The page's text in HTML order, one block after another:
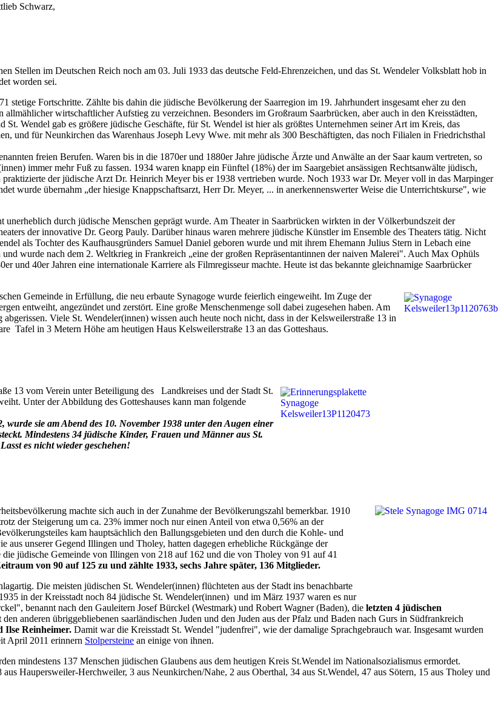
Schwarz,
Stellen im Deutschen Reich noch am 03. Juli 1933 das deutsche Feld-Ehrenzeichen, und das St. Wendeler Volksblatt hob in
worden sei.
Fortschritte. Zählte bis dahin die jüdische Bevölkerung der Saarregion im 19. Jahrhundert insgesamt eher zu den
wirtschaftlicher Aufstieg zu verzeichnen. Besonders im Großraum Saarbrücken, aber auch in den Kreisstädten,
Wendel gab es größere jüdische Geschäfte, für St. Wendel ist hier als größtes Unternehmen seiner Art im Kreis, das
und für Neunkirchen das Warenhaus Joseph Levy Wwe. mit mehr als 300 Beschäftigten, das noch Filialen in Friedrichsthal
freien Berufen. Waren bis in die 1870er und 1880er Jahre jüdische Ärzte und Anwälte an der Saar kaum vertreten, so
immer mehr Fuß zu fassen. 1934 waren knapp ein Fünftel (18%) der im Saargebiet ansässigen Rechtsanwälte jüdisch,
der jüdische Arzt Dr. Heinrich Meyer bis er 1938 vertrieben wurde. Noch 1933 war Dr. Meyer voll in das Marpinger
wurde übernahm „der hiesige Knappschaftsarzt, Herr Dr. Meyer, ... in anerkennenswerter Weise die Unterrichtskurse", wie
unerheblich durch jüdische Menschen geprägt wurde. Am Theater in Saarbrücken wirkten in der Völkerbundszeit der
der innovative Dr. Georg Pauly. Darüber hinaus waren mehrere jüdische Künstler im Ensemble des Theaters tätig. Nicht
als Tochter des Kaufhausgründers Samuel Daniel geboren wurde und mit ihrem Ehemann Julius Stern in Lebach eine
wurde nach dem 2. Weltkrieg in Frankreich „eine der großen Repräsentantinnen der naiven Malerei". Auch Max Ophüls
und 40er Jahren eine internationale Karriere als Filmregisseur machte. Heute ist das bekannte gleichnamige Saarbrücker
Gemeinde in Erfüllung, die neu erbaute Synagoge wurde feierlich eingeweiht. Im Zuge der
entweiht, angezündet und zerstört. Eine große Menschenmenge soll dabei zugesehen haben. Am
Viele St. Wendeler(innen) wissen auch heute noch nicht, dass in der Kelsweilerstraße 13 in
Tafel in 3 Metern Höhe am heutigen Haus Kelsweilerstraße 13 an das Gotteshaus.
13 vom Verein unter Beteiligung des Landkreises und der Stadt St.
Unter der Abbildung des Gotteshauses kann man folgende
wurde sie am Abend des 10. November 1938 unter den Augen einer
Mindestens 34 jüdische Kinder, Frauen und Männer aus St.
es nicht wieder geschehen!
machte sich auch in der Zunahme der Bevölkerungszahl bemerkbar. 1910
der Steigerung um ca. 23% immer noch nur einen Anteil von etwa 0,56% an der
kam hauptsächlich den Ballungsgebieten und den durch die Kohle- und
aus unserer Gegend Illingen und Tholey, hatten dagegen erhebliche Rückgänge der
jüdische Gemeinde von Illingen von 218 auf 162 und die von Tholey von 91 auf 41
von 90 auf 125 zu und zählte 1933, sechs Jahre später, 136 Mitglieder.
Die meisten jüdischen St. Wendeler(innen) flüchteten aus der Stadt ins benachbarte
in der Kreisstadt noch 84 jüdische St. Wendeler(innen) und im März 1937 waren es nur
benannt nach den Gauleitern Josef Bürckel (Westmark) und Robert Wagner (Baden), die letzten 4 jüdischen
anderen übriggebliebenen saarländischen Juden und den Juden aus der Pfalz und Baden nach Gurs in Südfrankreich
Ilse Reinheimer. Damit war die Kreisstadt St. Wendel "judenfrei", wie der damalige Sprachgebrauch war. Insgesamt wurden
April 2011 erinnern Stolpersteine an einige von ihnen.
mindestens 137 Menschen jüdischen Glaubens aus dem heutigen Kreis St.Wendel im Na­tionalsozialismus ermordet.
Hauperswei­ler-Herchweiler, 3 aus Neunkirchen/Nahe, 2 aus Oberthal, 34 aus St.Wendel, 47 aus Sötern, 15 aus Tholey und